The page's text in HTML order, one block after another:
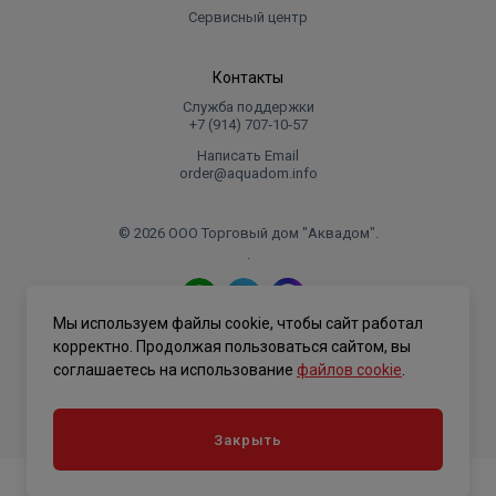
Сервисный центр
Контакты
Служба поддержки
+7 (914) 707‑10‑57
Написать Email
order@aquadom.info
© 2026 ООО Торговый дом "Аквадом".
.
Политика конфиденциальности
Мы используем файлы cookie, чтобы сайт работал
корректно. Продолжая пользоваться сайтом, вы
соглашаетесь на использование файлов cookie
Закрыть